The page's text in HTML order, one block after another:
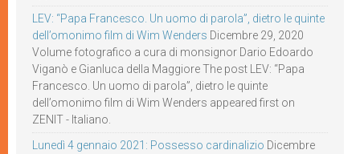
LEV: “Papa Francesco. Un uomo di parola”, dietro le quinte
dell’omonimo film di Wim Wenders Dicembre 29, 2020
Volume fotografico a cura di monsignor Dario Edoardo
Viganò e Gianluca della Maggiore The post LEV: “Papa
Francesco. Un uomo di parola”, dietro le quinte
dell’omonimo film di Wim Wenders appeared first on
ZENIT - Italiano.
Lunedì 4 gennaio 2021: Possesso cardinalizio Dicembre